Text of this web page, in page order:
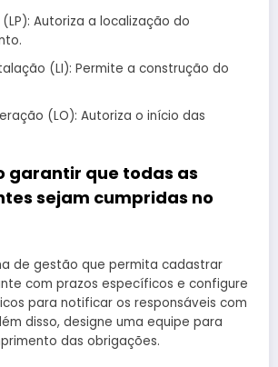
Autoriza a localização do
(LI): Permite a construção do
(LO): Autoriza o início das
garantir que todas as
sejam cumpridas no
de gestão que permita cadastrar
com prazos específicos e configure
para notificar os responsáveis com
disso, designe uma equipe para
das obrigações.